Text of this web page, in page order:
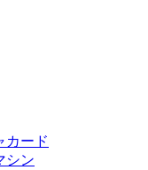
カード
シン